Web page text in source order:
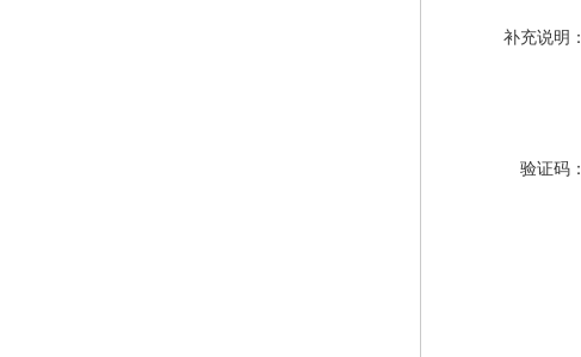
补充说明：
验证码：